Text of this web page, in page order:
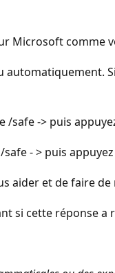
Microsoft comme
/safe -> puis
- > puis
aider et de faire
si cette réponse